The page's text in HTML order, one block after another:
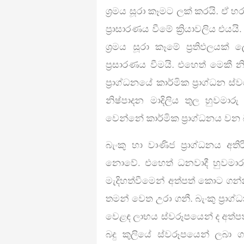
ශ්‍රමය සූරා කෑමට ලක් කරයි. ඒ
ප්‍රාසාරණය වීමේ ක්‍රියාවලිය
ශ්‍රමය සූරා කෑමේ
ප්‍රසාරණය වීමයි. එහෙත් මෙකී
ප්‍රාග්ධනයේ කාර්මික ප්‍රාග්ධන
නිෂ්පාදන මාදිලිය තුල
වෙන්නේ කාර්මික ප්‍රාග්ධනය වන
බැංකු හා වාණිජ ප්‍රාග්ධනය
නොවේ. එහෙත් ධනවාදී
මැදිහත්වීමෙන් අත්පත් කොට
තමන් වෙත උරා ගනී. බැංකු
වෙළඳ ලාභය ස්වරූපයෙන් ද
බදු කුලියේ ස්වරූපයෙන් ලබා